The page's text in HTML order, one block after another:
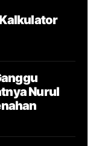
Nurul